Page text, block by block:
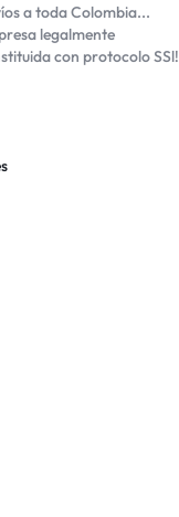
a toda Colombia...
legalmente
con protocolo SSl!